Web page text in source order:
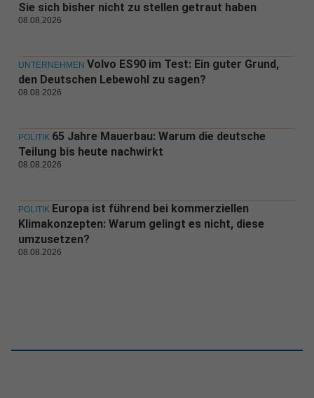
Sie sich bisher nicht zu stellen getraut haben
08.08.2026
UNTERNEHMEN Volvo ES90 im Test: Ein guter Grund,
den Deutschen Lebewohl zu sagen?
08.08.2026
POLITIK 65 Jahre Mauerbau: Warum die deutsche
Teilung bis heute nachwirkt
08.08.2026
POLITIK Europa ist führend bei kommerziellen
Klimakonzepten: Warum gelingt es nicht, diese
umzusetzen?
08.08.2026